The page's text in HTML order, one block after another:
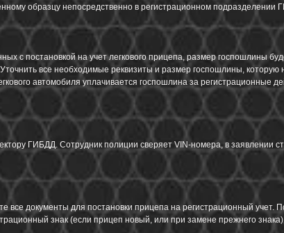
образцу непосредственно в регистрационном подразделении
с постановкой на учет легкового прицепа, размер госпошлины
все необходимые реквизиты и размер госпошлины,
автомобиля уплачивается госпошлина за регистрационные
ГИБДД. Сотрудник полиции сверяет VIN-номера, в заявлении
все документы для постановки прицепа на регистрационный
знак (если прицеп новый, или при замене прежнего